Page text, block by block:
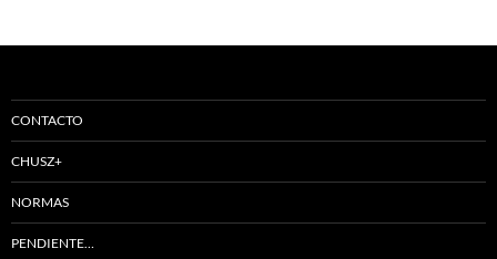
CONTACTO
CHUSZ+
NORMAS
PENDIENTE…